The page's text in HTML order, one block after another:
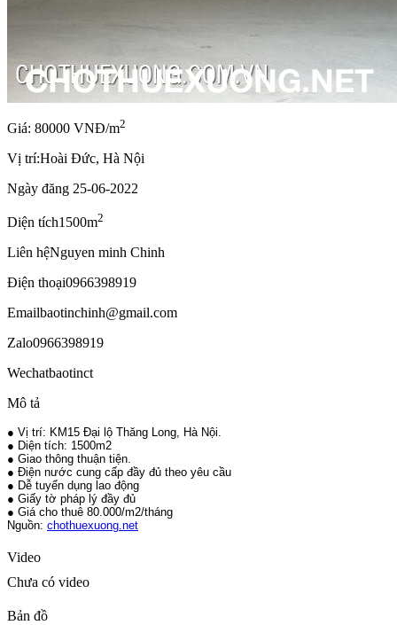
Giá: 80000 VNĐ/m2
Vị trí:Hoài Đức, Hà Nội
Ngày đăng 25-06-2022
Diện tích1500m2
Liên hệNguyen minh Chinh
Điện thoại0966398919
Emailbaotinchinh@gmail.com
Zalo0966398919
Wechatbaotinct
Mô tả
● Vị trí: KM15 Đại lộ Thăng Long, Hà Nội.
● Diện tích: 1500m2
● Giao thông thuận tiện.
● Điện nước cung cấp đầy đủ theo yêu cầu
● Dễ tuyển dụng lao động
● Giấy tờ pháp lý đầy đủ
● Giá cho thuê 80.000/m2/tháng
Nguồn: chothuexuong.net
Video
Chưa có video
Bản đồ